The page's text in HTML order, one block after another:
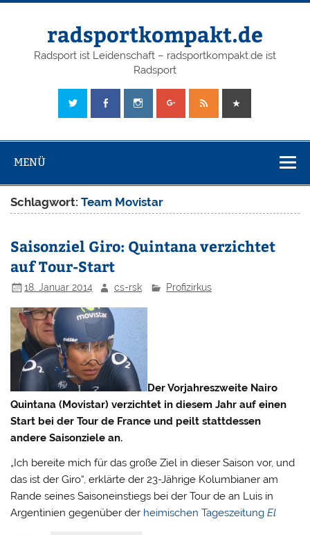
radsportkompakt.de
Radsport ist Leidenschaft – radsportkompakt.de ist
Radsport
MENÜ
Schlagwort:Team Movistar
Saisonziel Giro: Quintana verzichtet
auf Tour-Start
18. Januar 2014 cs-rsk Profizirkus
Der Vorjahreszweite Nairo
Quintana (Movistar) verzichtet in diesem Jahr auf einen
Start bei der Tour de France und peilt stattdessen
andere Saisonziele an.
„Ich bereite mich für das große Ziel in dieser Saison vor, und
das ist der Giro“, erklärte der 23-Jährige Kolumbianer am
Rande seines Saisoneinstiegs bei der Tour de an Luis in
Argentinien gegenüber der heimischen TageszeitungEl